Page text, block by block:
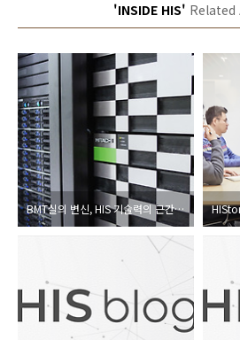
'INSIDE HIS' Related
BMT실의 변신, HIS 기술력의 근간으로 재탄생하다